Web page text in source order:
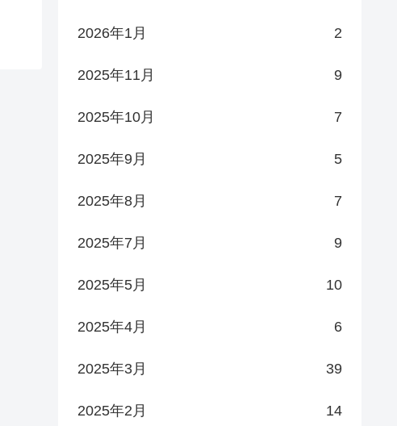
2026年1月 2
2025年11月 9
2025年10月 7
2025年9月 5
2025年8月 7
2025年7月 9
2025年5月 10
2025年4月 6
2025年3月 39
2025年2月 14